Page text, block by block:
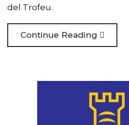
del Trofeu.
Continue Reading